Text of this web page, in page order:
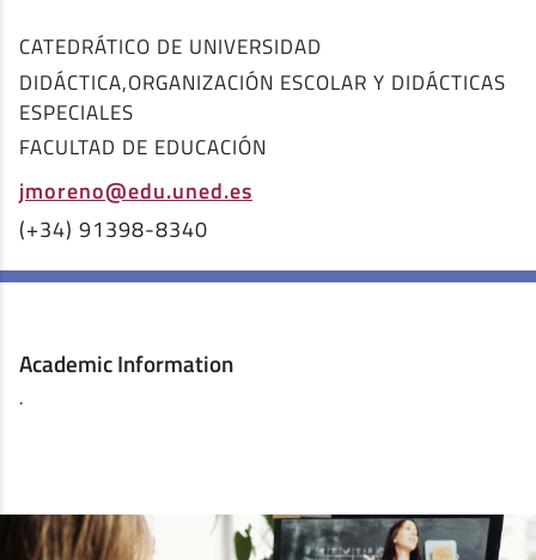
CATEDRÁTICO DE UNIVERSIDAD
DIDÁCTICA,ORGANIZACIÓN ESCOLAR Y DIDÁCTICAS
ESPECIALES
FACULTAD DE EDUCACIÓN
jmoreno@edu.uned.es
(+34) 91398-8340
Academic Information
.